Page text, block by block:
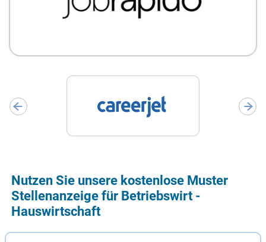
Nutzen Sie unsere kostenlose Muster
Stellenanzeige für Betriebswirt -
Hauswirtschaft